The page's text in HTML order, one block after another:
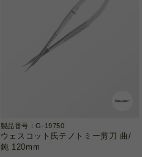
製品番号：G-19750
ウェスコット氏テノトミー剪刀 曲/
鈍 120mm